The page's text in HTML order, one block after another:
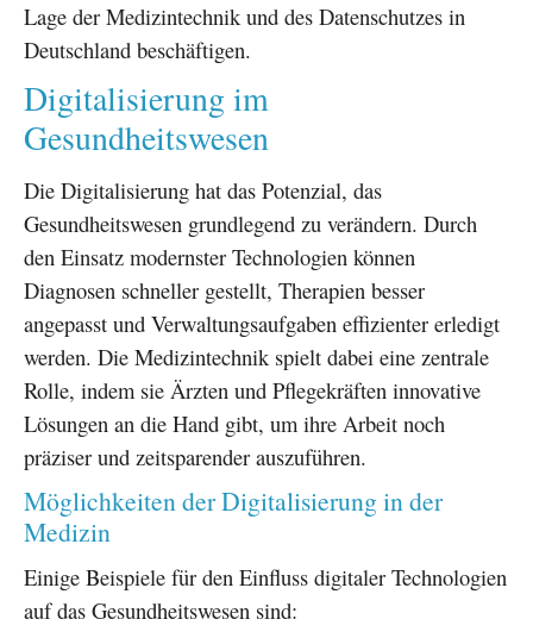
Lage der Medizintechnik und des Datenschutzes in
Deutschland beschäftigen.
Digitalisierung im
Gesundheitswesen
Die Digitalisierung hat das Potenzial, das
Gesundheitswesen grundlegend zu verändern. Durch
den Einsatz modernster Technologien können
Diagnosen schneller gestellt, Therapien besser
angepasst und Verwaltungsaufgaben effizienter erledigt
werden. Die Medizintechnik spielt dabei eine zentrale
Rolle, indem sie Ärzten und Pflegekräften innovative
Lösungen an die Hand gibt, um ihre Arbeit noch
präziser und zeitsparender auszuführen.
Möglichkeiten der Digitalisierung in der
Medizin
Einige Beispiele für den Einfluss digitaler Technologien
auf das Gesundheitswesen sind: